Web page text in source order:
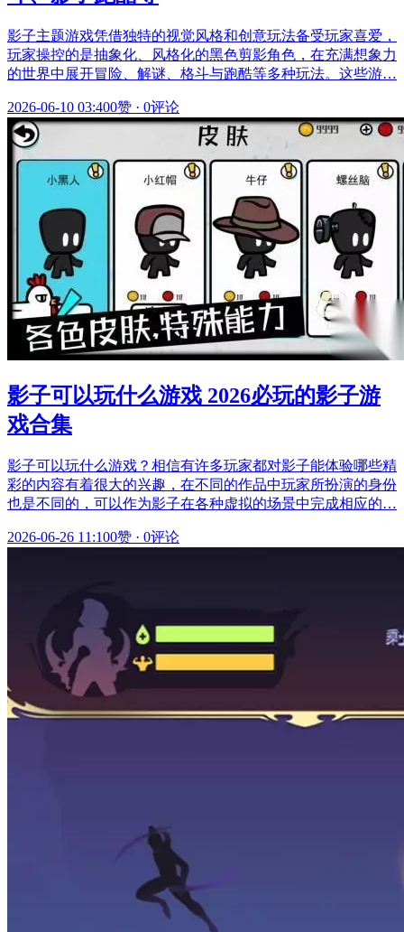
影子主题游戏凭借独特的视觉风格和创意玩法备受玩家喜爱，
玩家操控的是抽象化、风格化的黑色剪影角色，在充满想象力
的世界中展开冒险、解谜、格斗与跑酷等多种玩法。这些游…
2026-06-10 03:400赞 · 0评论
影子可以玩什么游戏 2026必玩的影子游
戏合集
影子可以玩什么游戏？相信有许多玩家都对影子能体验哪些精
彩的内容有着很大的兴趣，在不同的作品中玩家所扮演的身份
也是不同的，可以作为影子在各种虚拟的场景中完成相应的…
2026-06-26 11:100赞 · 0评论